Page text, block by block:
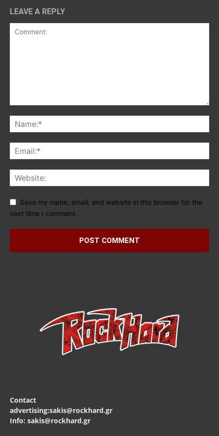
LEAVE A REPLY
Save my name, email, and website in this browser for the
next time I comment.
Contact
advertising:sakis@rockhard.gr
Info: sakis@rockhard.gr